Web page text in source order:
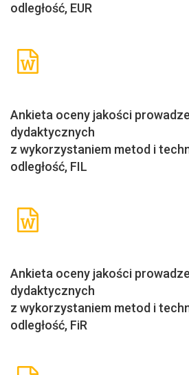
odległość, EUR
Ankieta oceny jakości
dydaktycznych
z wykorzystaniem metod i
odległość, FIL
Ankieta oceny jakości
dydaktycznych
z wykorzystaniem metod i
odległość, FiR